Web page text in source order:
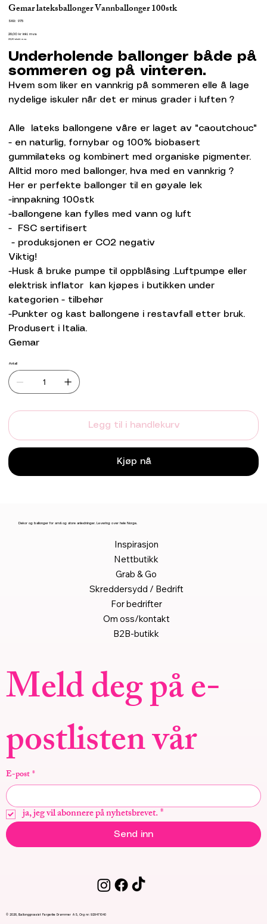
Gemar lateksballonger Vannballonger 100stk
SKU:
SKU
975
Pris
29,00 kr inkl. mva
23,20 ekskl. mva
Underholende ballonger både på
sommeren og på vinteren.
Hvem som liker en vannkrig på sommeren elle å lage
nydelige iskuler når det er minus grader i luften ?
Alle lateks ballongene våre er laget av "caoutchouc"
- en naturlig, fornybar og 100% biobasert
gummilateks og kombinert med organiske pigmenter.
Alltid moro med ballonger, hva med en vannkrig ?
Her er perfekte ballonger til en gøyale lek
-innpakning 100stk
-ballongene kan fylles med vann og luft
- FSC sertifisert
- produksjonen er CO2 negativ
Viktig!
-Husk å bruke pumpe til oppblåsing .Luftpumpe eller
elektrisk inflator kan kjøpes i butikken under
kategorien - tilbehør
-Punkter og kast ballongene i restavfall etter bruk.
Produsert i Italia.
Gemar
Antall
Legg til i handlekurv
Kjøp nå
Meld deg på e-
postlisten vår
E-post*
ja, jeg vil abonnere på nyhetsbrevet.*
Send inn
Dekor og ballonger for små og store anledninger. Levering over hele Norge.
© 2026, Ballonggrossist Fargerike Drømmer AS, Org nr: 929471040
Inspirasjon
Nettbutikk
Grab & Go
Skreddersydd / Bedrift
For bedrifter
Om oss/kontakt
B2B-butikk